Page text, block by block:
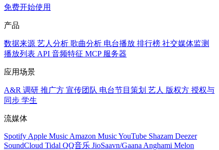
免费开始使用
产品
数据来源 艺人分析 歌曲分析 电台播放 排行榜 社交媒体监测
播放列表 API 音频特征 MCP 服务器
应用场景
A&R 调研 推广方 宣传团队 电台节目策划 艺人 版权方 授权与
同步 学生
流媒体
Spotify Apple Music Amazon MusicYouTube Shazam Deezer
SoundCloud Tidal QQ音乐 JioSaavn/Gaana Anghami Melon